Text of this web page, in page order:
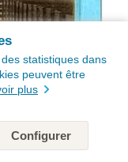
statistiques dans
peuvent être
plus
Configurer